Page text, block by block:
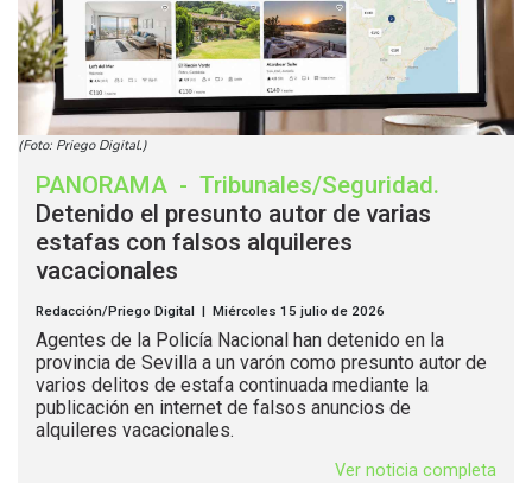
(Foto: Priego Digital.)
PANORAMA - Tribunales/Seguridad.
Detenido el presunto autor de varias
estafas con falsos alquileres
vacacionales
Redacción/Priego Digital | Miércoles 15 julio de 2026
Agentes de la Policía Nacional han detenido en la
provincia de Sevilla a un varón como presunto autor de
varios delitos de estafa continuada mediante la
publicación en internet de falsos anuncios de
alquileres vacacionales.
Ver noticia completa